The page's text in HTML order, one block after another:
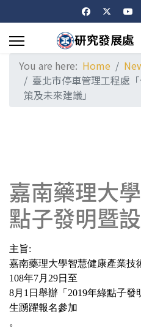
You are here: Home
臺北市停車管理工程處
策及未來建議」
嘉南藥理大
點子發明暨設
主旨:
嘉南藥理大學智慧健康產業技
108年7月29日 至
8月1日舉辦「2019年綠點子
生踴躍報名參加
。